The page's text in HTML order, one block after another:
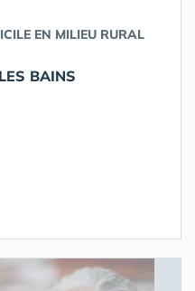
EN MILIEU RURAL
BAINS